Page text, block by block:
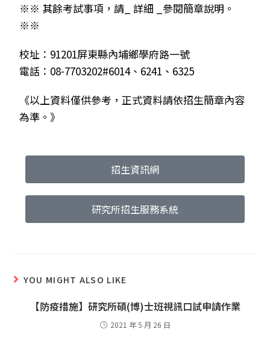
※※ 其餘考試事項，請_ 詳細 _參閱簡章說明。
※※
校址：91201屏東縣內埔鄉學府路一號
電話：08-7703202#6014、6241、6325
《以上資料僅供參考，正式資料請依招生簡章內容
為準。》
招生資訊網
研究所招生服務系統
YOU MIGHT ALSO LIKE
【防疫措施】研究所碩(博)士班視訊口試申請作業
2021 年 5 月 26 日